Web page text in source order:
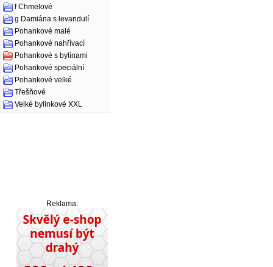
f Chmelové
g Damiána s levandulí
Pohankové malé
Pohankové nahřívací
Pohankové s bylinami
Pohankové speciální
Pohankové velké
Třešňové
Velké bylinkové XXL
Reklama: